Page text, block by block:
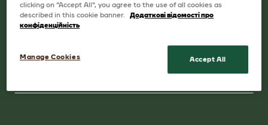
clicking on “Accept All”, you agree to the use of all cookies as
described in this cookie banner. Додаткові відомості про
конфіденційність
Manage Cookies Accept All